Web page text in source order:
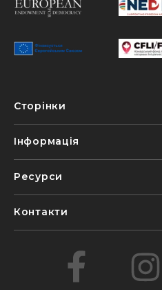
Сторінки
Інформація
Ресурси
Контакти